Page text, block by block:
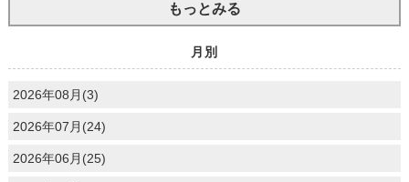
もっとみる
月別
2026年08月(3)
2026年07月(24)
2026年06月(25)